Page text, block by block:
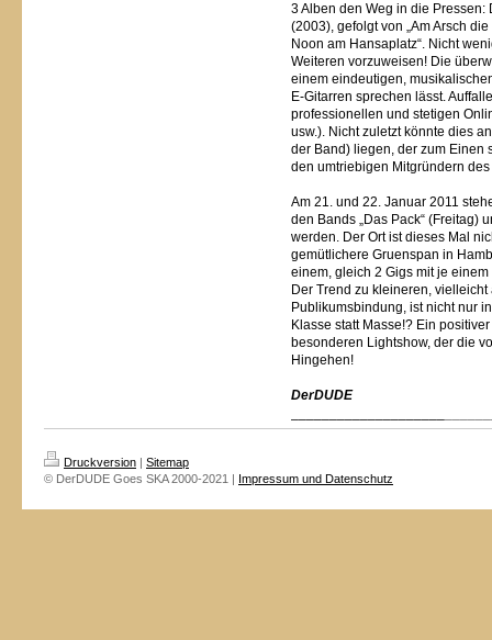
3 Alben den Weg in die Pressen:
(2003), gefolgt von „Am Arsch
Noon am Hansaplatz“. Nicht
Weiteren vorzuweisen! Die
einem eindeutigen,
E-Gitarren sprechen lässt.
professionellen und stetigen
usw.). Nicht zuletzt könnte dies
der Band) liegen, der zum Einen
den umtriebigen Mitgründern
Am 21. und 22. Januar 2011
den Bands „Das Pack“ (Freitag)
werden. Der Ort ist dieses Mal
gemütlichere Gruenspan in
einem, gleich 2 Gigs mit je
Der Trend zu kleineren,
Publikumsbindung, ist nicht nur
Klasse statt Masse!? Ein
besonderen Lightshow, der die
Hingehen!
DerDUDE
Druckversion | Sitemap
© DerDUDE Goes SKA 2000-2021 | Impressum und Datenschutz